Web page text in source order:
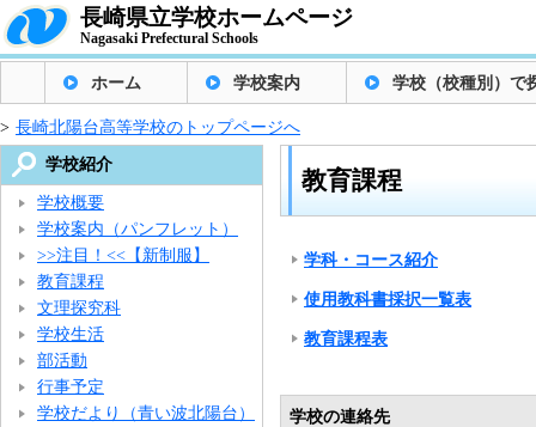
長崎県立学校ホームページ
Nagasaki Prefectural Schools
ホーム 学校案内 学校（校種別）で
> 長崎北陽台高等学校のトップページへ
教育課程
学科・コース紹介
使用教科書採択一覧表
教育課程表
学校の連絡先
学校紹介
学校概要
学校案内（パンフレット）
>>注目！<<【新制服】
教育課程
文理探究科
学校生活
部活動
行事予定
学校だより（青い波北陽台）